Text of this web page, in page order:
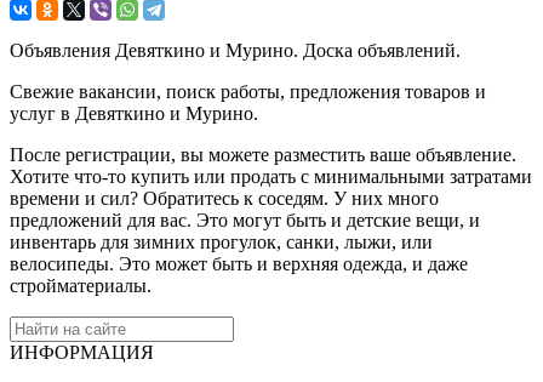
Объявления Девяткино и Мурино. Доска объявлений.
Свежие вакансии, поиск работы, предложения товаров и
услуг в Девяткино и Мурино.
После регистрации, вы можете разместить ваше объявление.
Хотите что-то купить или продать с минимальными затратами
времени и сил? Обратитесь к соседям. У них много
предложений для вас. Это могут быть и детские вещи, и
инвентарь для зимних прогулок, санки, лыжи, или
велосипеды. Это может быть и верхняя одежда, и даже
стройматериалы.
ИНФОРМАЦИЯ